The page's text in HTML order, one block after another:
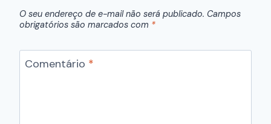
O seu endereço de e-mail não será publicado. Campos
obrigatórios são marcados com *
Comentário *